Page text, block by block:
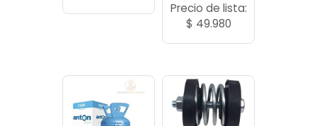
Precio de lista:
$ 49.980